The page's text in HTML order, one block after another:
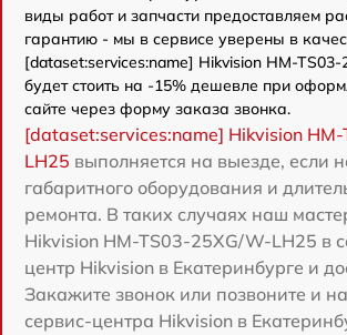
виды работ и запчасти предоставляем
гарантию - мы в сервисе уверены в
[dataset:services:name] Hikvision HM-
будет стоить на -15% дешевле при
сайте через форму заказа звонка.
[dataset:services:name] Hikvision
LH25 выполняется на выезде, если
габаритного оборудования и
ремонта. В таких случаях наш
Hikvision HM-TS03-25XG/W-LH25 в
центр Hikvision в Екатеринбурге и
Закажите звонок или позвоните и
сервис-центра Hikvision в